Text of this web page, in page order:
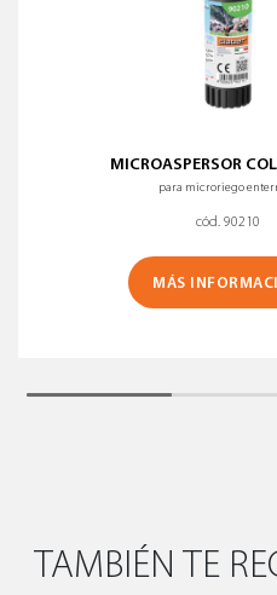
MICROASPERSOR
para microriego
cód. 90210
MÁS
TAMBIÉN TE